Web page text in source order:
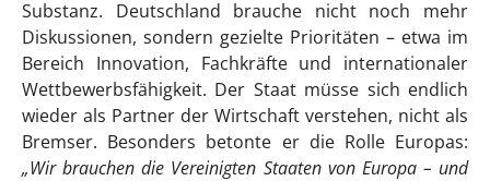
Substanz. Deutschland brauche nicht noch mehr
Diskussionen, sondern gezielte Prioritäten – etwa im
Bereich Innovation, Fachkräfte und internationaler
Wettbewerbsfähigkeit. Der Staat müsse sich endlich
wieder als Partner der Wirtschaft verstehen, nicht als
Bremser. Besonders betonte er die Rolle Europas:
„Wir brauchen die Vereinigten Staaten von Europa – und